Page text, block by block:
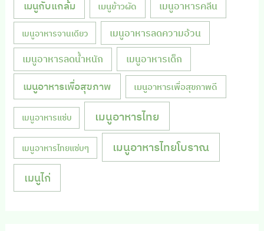
เมนูกับแกล้ม เมนูข้าวผัด เมนูอาหารคลีน
เมนูอาหารจานเดียว เมนูอาหารลดความอ้วน
เมนูอาหารลดน้ำหนัก เมนูอาหารเด็ก
เมนูอาหารเพื่อสุขภาพ เมนูอาหารเพื่อสุขภาพดี
เมนูอาหารแซ่บ เมนูอาหารไทย
เมนูอาหารไทยแซ่บๆ เมนูอาหารไทยโบราณ
เมนูไก่